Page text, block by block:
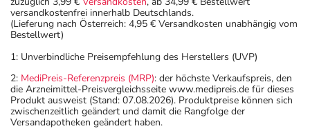
Panikzustände -
Behandlungsbeginn:
Erwachsene 1 Kapsel 1-mal täglich
Panikzustände -
Folgebehandlung:
Erwachsene 2 Kapseln 1-mal täglich
versandkostenfrei innerhalb Deutschlands.
(Lieferung nach Österreich: 4,95 € Versandkosten unabhängig vom
Bestellwert)
1: Unverbindliche Preisempfehlung des Herstellers (UVP)
2: MediPreis-Referenzpreis (MRP): der höchste Verkaufspreis, den
die Arzneimittel-Preisvergleichsseite www.medipreis.de für dieses
Produkt ausweist (Stand: 07.08.2026). Produktpreise können sich
zwischenzeitlich geändert und damit die Rangfolge der
Versandapotheken geändert haben.